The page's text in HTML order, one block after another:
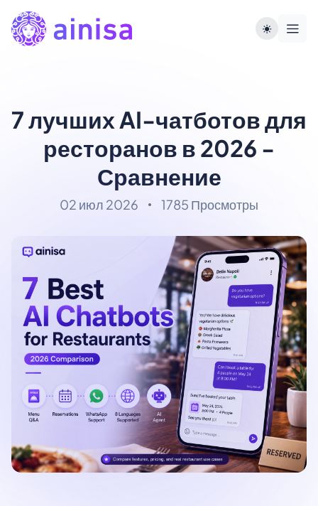
7 лучших AI-чатботов для
ресторанов в 2026 -
Сравнение
02 июл 2026 1785 Просмотры